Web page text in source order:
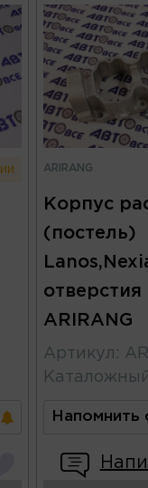
ARIRANG
Корпус
(постель)
ARIRANG
Артикул :
Напомнить